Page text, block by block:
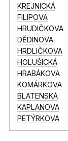
KREJNICKÁ
FILIPOVA
HRUDIČKOVA
DĚDINOVA
HRDLIČKOVA
HOLUŠICKÁ
HRABÁKOVA
KOMÁRKOVA
BLATENSKÁ
KAPLANOVA
PETÝRKOVA